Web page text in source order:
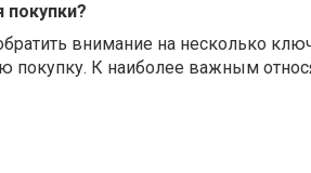
покупки?
внимание на несколько
покупку. К наиболее важным